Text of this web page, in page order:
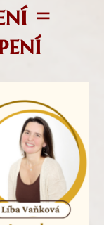
=